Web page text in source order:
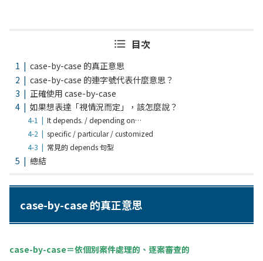
目次
case-by-case 的真正意思
case-by-case 的連字號代表什麼意思？
正確使用 case-by-case
如果想表達「視情況而定」，該怎麼說？
It depends. / depending on…
specific / particular / customized
常見的 depends 句型
總結
case-by-case 的真正意思
case-by-case＝依個別案件處理的、逐案審查的